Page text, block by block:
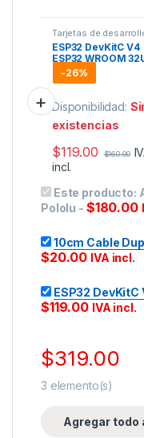
Tarjetas de
ESP32 DevKitC V4
ESP32 WROOM
-26%
Disponibilidad:
existencias
$119.00 $160.00
incl.
Este producto:
Pololu - $180.00
10cm Cable
$20.00 IVA incl.
ESP32 DevKitC
$119.00 IVA incl.
$319.00
3 elemento(s)
Agregar todo